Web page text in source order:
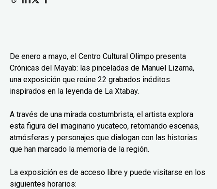
De enero a mayo, el Centro Cultural Olimpo presenta
Crónicas del Mayab: las pinceladas de Manuel Lizama,
una exposición que reúne 22 grabados inéditos
inspirados en la leyenda de La Xtabay.
A través de una mirada costumbrista, el artista explora
esta figura del imaginario yucateco, retomando escenas,
atmósferas y personajes que dialogan con las historias
que han marcado la memoria de la región.
La exposición es de acceso libre y puede visitarse en los
siguientes horarios: